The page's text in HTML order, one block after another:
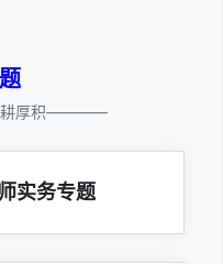
耕厚积————
实务专题